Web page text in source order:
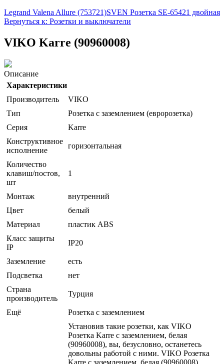
Legrand Valena Allure (753721)SVEN Розетка SE-65421 двойная
Вернуться к: Розетки и выключатели
VIKO Karre (90960008)
Описание
Характеристики
Производитель
VIKO
Тип
Розетка с заземлением (евророзетка)
Серия
Karre
Конструктивное
исполнение
горизонтальная
Количество
клавиш/постов,
шт
1
Монтаж
внутренний
Цвет
белый
Материал
пластик ABS
Класс защиты
IP
IP20
Заземление
есть
Подсветка
нет
Страна
производитель
Турция
Ещё Розетка с заземлением
Установив такие розетки, как VIKO
Розетка Karre с заземлением, белая
(90960008), вы, безусловно, останетесь
довольны работой с ними. VIKO Розетка
Karre с заземлением, белая (90960008)